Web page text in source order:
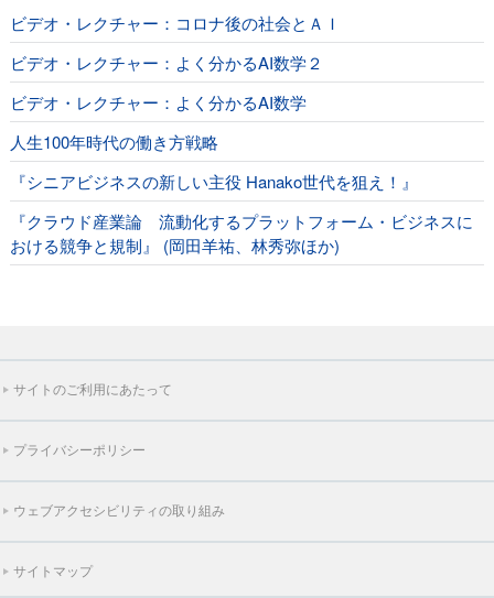
ビデオ・レクチャー：コロナ後の社会とＡＩ
ビデオ・レクチャー：よく分かるAI数学２
ビデオ・レクチャー：よく分かるAI数学
人生100年時代の働き方戦略
『シニアビジネスの新しい主役 Hanako世代を狙え！』
『クラウド産業論 流動化するプラットフォーム・ビジネスに
おける競争と規制』 (岡田羊祐、林秀弥ほか)
サイトのご利用にあたって
プライバシーポリシー
ウェブアクセシビリティの取り組み
サイトマップ